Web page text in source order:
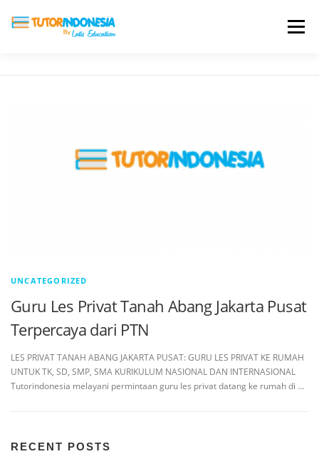
Menu
UNCATEGORIZED
Guru Les Privat Tanah Abang Jakarta Pusat
Terpercaya dari PTN
LES PRIVAT TANAH ABANG JAKARTA PUSAT: GURU LES PRIVAT KE RUMAH
UNTUK TK, SD, SMP, SMA KURIKULUM NASIONAL DAN INTERNASIONAL
Tutorindonesia melayani permintaan guru les privat datang ke rumah di …
RECENT POSTS